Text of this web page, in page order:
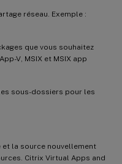
réseau. Exemple :
que vous souhaitez
V, MSIX et MSIX app
sous-dossiers pour les
et la source nouvellement
Citrix Virtual Apps and